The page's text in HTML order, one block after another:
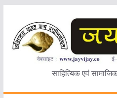
content
साहित्यिक एवं